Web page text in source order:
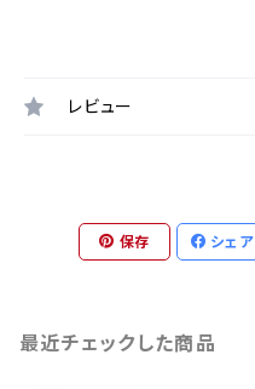
レビュー
保存 シェア
最近チェックした商品